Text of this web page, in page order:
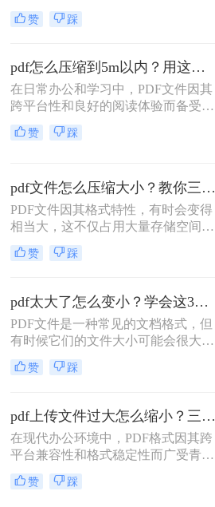
大，不便于传输和存储。那么怎么压
缩pdf文件大小免费呢？本文将介绍两
赞 踩
pdf怎么压缩到5m以内？用这二种压缩方法！
在日常办公和学习中，PDF文件因其
跨平台性和良好的阅读体验而备受欢
迎。然而，有时PDF文件过大，不仅
占用存储空间，还会影响传输速度。
的方法。
赞 踩
pdf文件怎么压缩大小？教你三种实用压缩方法！
PDF文件因其格式特性，有时会变得
相当大，这不仅占用大量存储空间，
还可能影响传输速度。那么pdf文件怎
么压缩大小呢？本文将介绍三种有效
赞 踩
pdf太大了怎么变小？学会这3个方法就够了！
PDF文件是一种常见的文档格式，但
有时候它们的文件大小可能会很大，
难以通过电子邮件或其他方式共享。
在这种情况下，大家可以使用以下方
大了怎么变小吧。
赞 踩
pdf上传文件过大怎么缩小？三招助你轻松缩小！
在现代办公环境中，PDF格式因其跨
平台兼容性和格式稳定性而广受青
睐。然而，高清图片、复杂布局和丰
富内容往往导致PDF文件体积庞大，
赞 踩